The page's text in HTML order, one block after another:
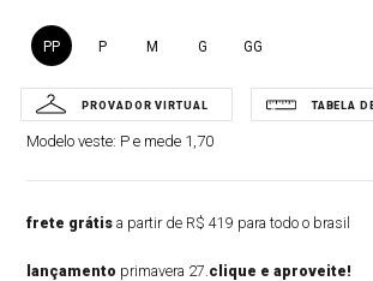
PP P M G GG
Modelo veste: P e mede 1,70
frete grátis a partir de R$ 419 para todo o brasil
lançamento primavera 27.clique e aproveite!